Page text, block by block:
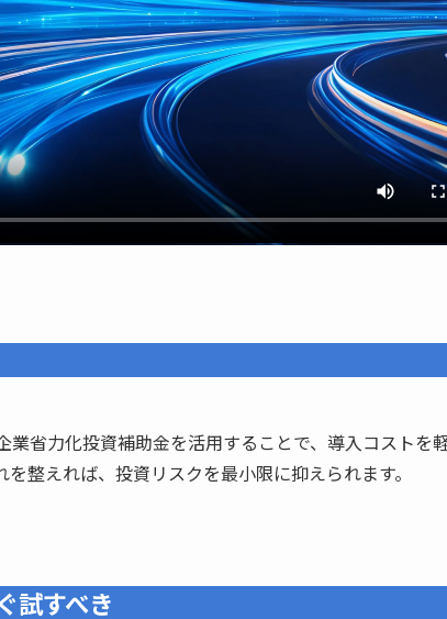
省力化投資補助金を活用することで、導入コストを
整えれば、投資リスクを最小限に抑えられます。
試すべき